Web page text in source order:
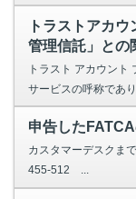
トラストアカ
管理信託」との
トラスト アカウント
サービスの呼称であ
申告した
カスタマーデスクま
455-512 ...